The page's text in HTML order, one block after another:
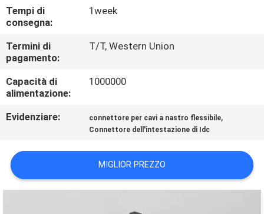
CONTATTICI
RICHIEDA
CITAZIONE
COMPANY
NEWS
MAPPA
Tempi di
consegna:
1week
Termini di
pagamento:
T/T, Western Union
Capacità di
alimentazione:
1000000
Evidenziare: connettore per cavi a nastro flessibile,
Connettore dell'intestazione di Idc
MIGLIOR PREZZO